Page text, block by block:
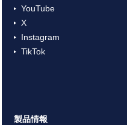
YouTube
X
Instagram
TikTok
製品情報